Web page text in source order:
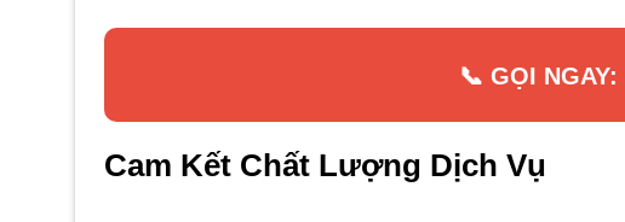
📞 GỌI NGAY:
Cam Kết Chất Lượng Dịch Vụ